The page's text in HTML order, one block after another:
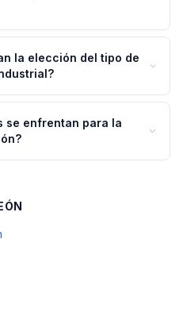
la elección del tipo de
se enfrentan para la